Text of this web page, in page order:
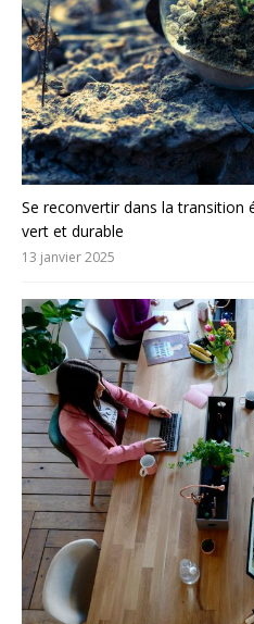
Se reconvertir dans la transition
vert et durable
13 janvier 2025